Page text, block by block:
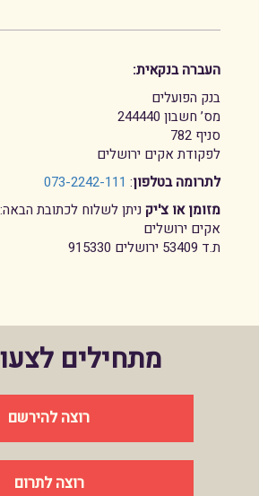
העברה בנקאית:
בנק הפועלים
מס’ חשבון 244440
סניף 782
לפקודת אקים ירושלים
לתרומה בטלפון:
073-2242-111
מזומן או צ'יק ניתן לשלוח לכתובת הבאה:
אקים ירושלים
ת.ד 53409 ירושלים 915330
מתחילים
רוצה להירשם
רוצה לתרום